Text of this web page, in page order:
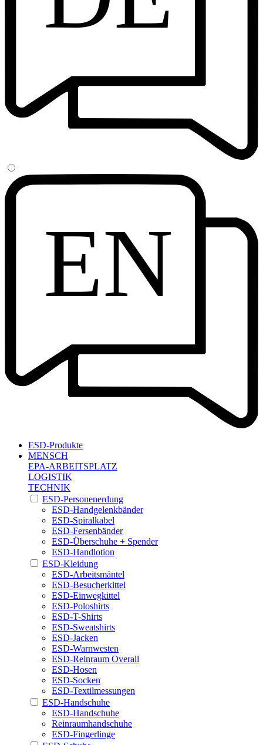
EN
ESD-Produkte
MENSCH
EPA-ARBEITSPLATZ
LOGISTIK
TECHNIK
ESD-Personenerdung
ESD-Handgelenkbänder
ESD-Spiralkabel
ESD-Fersenbänder
ESD-Überschuhe + Spender
ESD-Handlotion
ESD-Kleidung
ESD-Arbeitsmäntel
ESD-Besucherkittel
ESD-Einwegkittel
ESD-Poloshirts
ESD-T-Shirts
ESD-Sweatshirts
ESD-Jacken
ESD-Warnwesten
ESD-Reinraum Overall
ESD-Hosen
ESD-Socken
ESD-Textilmessungen
ESD-Handschuhe
ESD-Handschuhe
Reinraumhandschuhe
ESD-Fingerlinge